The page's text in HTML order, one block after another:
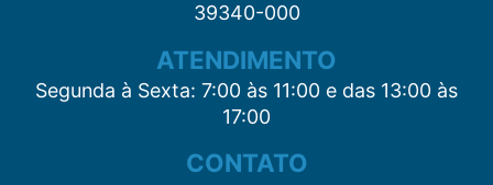
39340-000
ATENDIMENTO
Segunda à Sexta: 7:00 às 11:00 e das 13:00 às
17:00
CONTATO